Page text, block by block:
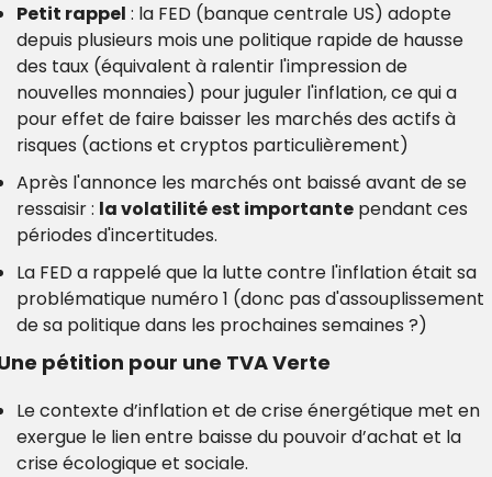
Petit rappel : la FED (banque centrale US) adopte
depuis plusieurs mois une politique rapide de hausse
des taux (équivalent à ralentir l'impression de
nouvelles monnaies) pour juguler l'inflation, ce qui a
pour effet de faire baisser les marchés des actifs à
risques (actions et cryptos particulièrement)
Après l'annonce les marchés ont baissé avant de se
ressaisir : la volatilité est importante pendant ces
périodes d'incertitudes.
La FED a rappelé que la lutte contre l'inflation était sa
problématique numéro 1 (donc pas d'assouplissement
de sa politique dans les prochaines semaines ?)
pétition pour une TVA Verte
Le contexte d’inflation et de crise énergétique met en
exergue le lien entre baisse du pouvoir d’achat et la
crise écologique et sociale.